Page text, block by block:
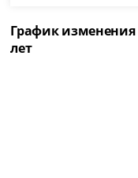
График изменения
лет